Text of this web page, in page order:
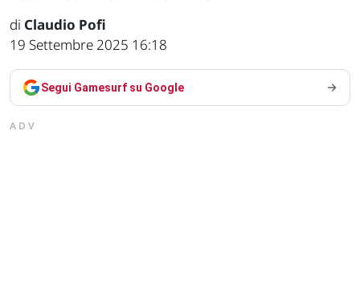
di Claudio Pofi
19 Settembre 2025 16:18
Segui Gamesurf su Google
ADV